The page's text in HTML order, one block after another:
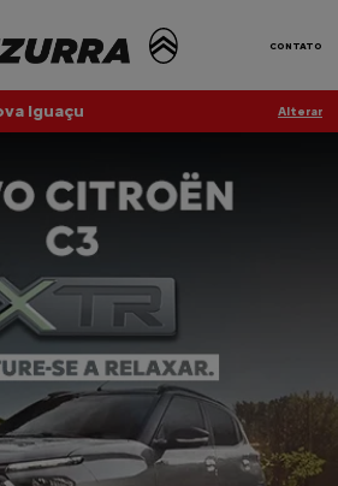
CONTATO
Iguaçu Alterar